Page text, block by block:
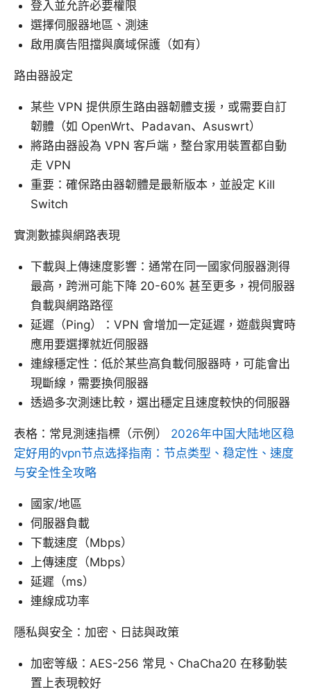
登入並允許必要權限
選擇伺服器地區、測速
啟用廣告阻擋與廣域保護（如有）
路由器設定
某些 VPN 提供原生路由器韌體支援，或需要自訂
韌體（如 OpenWrt、Padavan、Asuswrt）
將路由器設為 VPN 客戶端，整台家用裝置都自動
走 VPN
重要：確保路由器韌體是最新版本，並設定 Kill
Switch
實測數據與網路表現
下載與上傳速度影響：通常在同一國家伺服器測得
最高，跨洲可能下降 20-60% 甚至更多，視伺服器
負載與網路路徑
延遲（Ping）：VPN 會增加一定延遲，遊戲與實時
應用要選擇就近伺服器
連線穩定性：低於某些高負載伺服器時，可能會出
現斷線，需要換伺服器
透過多次測速比較，選出穩定且速度較快的伺服器
表格：常見測速指標（示例） 2026年中国大陆地区稳
定好用的vpn节点选择指南：节点类型、稳定性、速度
与安全性全攻略
國家/地區
伺服器負載
下載速度（Mbps）
上傳速度（Mbps）
延遲（ms）
連線成功率
隱私與安全：加密、日誌與政策
加密等級：AES-256 常見、ChaCha20 在移動裝
置上表現較好